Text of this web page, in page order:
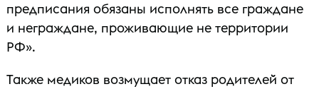
предписания обязаны исполнять все граждане
и неграждане, проживающие не территории
РФ».
Также медиков возмущает отказ родителей от